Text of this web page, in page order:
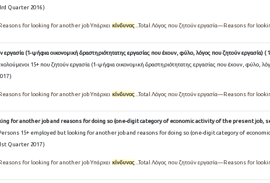
Quarter 2016 )
for looking for another job Υπάρχει κίνδυνος...Total Λόγος που ζητούν εργασία—Reasons for
εργασία (1-ψήφια οικονομική δραστηριότητατης εργασίας που έχουν, φύλο, λόγος που ζητούν εργασία) (
15+ που ζητούν εργασία (1-ψήφια οικονομική δραστηριότητατης εργασίας που έχουν, φύλο,
)
for looking for another job Υπάρχει κίνδυνος ...Total Λόγος που ζητούν εργασία—Reasons for
for another job and reasons for doing so (one-digit category of economic activity of the present job,
15+ employed but looking for another job and reasons for doing so (one-digit category of economic
Quarter 2017 )
for looking for another job Υπάρχει κίνδυνος...Total Λόγος που ζητούν εργασία—Reasons for